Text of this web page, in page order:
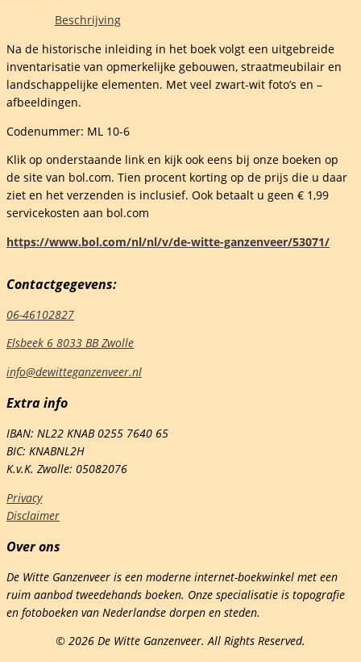
Beschrijving
Na de historische inleiding in het boek volgt een uitgebreide
inventarisatie van opmerkelijke gebouwen, straatmeubilair en
landschappelijke elementen. Met veel zwart-wit foto’s en –
afbeeldingen.
Codenummer: ML 10-6
Klik op onderstaande link en kijk ook eens bij onze boeken op
de site van bol.com. Tien procent korting op de prijs die u daar
ziet en het verzenden is inclusief. Ook betaalt u geen € 1,99
servicekosten aan bol.com
https://www.bol.com/nl/nl/v/de-witte-ganzenveer/53071/
Contactgegevens:
06-46102827
Elsbeek 6 8033 BB Zwolle
info@dewitteganzenveer.nl
Extra info
IBAN: NL22 KNAB 0255 7640 65
BIC: KNABNL2H
K.v.K. Zwolle: 05082076
Privacy
Disclaimer
Over ons
De Witte Ganzenveer is een moderne internet-boekwinkel met een
ruim aanbod tweedehands boeken. Onze specialisatie is topografie
en fotoboeken van Nederlandse dorpen en steden.
© 2026 De Witte Ganzenveer. All Rights Reserved.